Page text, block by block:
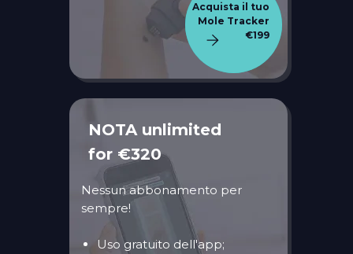
Nessun abbonamento per
sempre!
Uso gratuito dell'app;
NOTA unlimited
for €320
Acquista il tuo
Mole Tracker
€199